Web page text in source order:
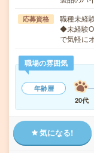
応募資格
職種未経
◆未経験
で気軽に
職場の雰囲気
年齢層
20代
気になる!